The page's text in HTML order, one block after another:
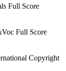
Copyright